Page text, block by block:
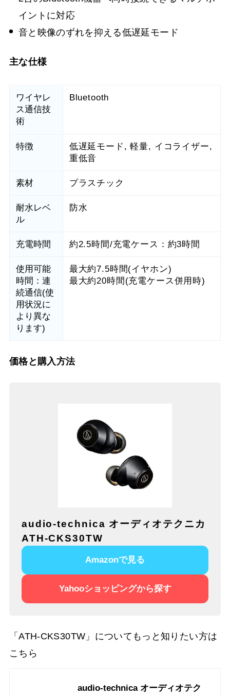
イントに対応
⾳と映像のずれを抑える低遅延モード
主な仕様
ワイヤレ
ス通信技
術
Bluetooth
特徴
低遅延モード, 軽量, イコライザー,
重低音
素材 プラスチック
耐水レベ
ル
防水
充電時間 約2.5時間/充電ケース：約3時間
使用可能
時間：連
続通信(使
用状況に
より異な
ります)
最大約7.5時間(イヤホン)
最大約20時間(充電ケース併用時)
価格と購入方法
audio-technica オーディオテクニカ
ATH-CKS30TW
Amazonで見る
Yahooショッピングから探す
「ATH-CKS30TW」についてもっと知りたい方は
こちら
audio-technica オーディオテク